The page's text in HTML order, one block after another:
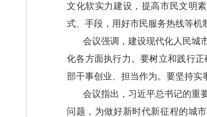
文化软实力建设，提高市民文明
式、手段，用好市民服务热线等机
会议强调，建设现代化人民城
化各方面执行力。要树立和践行
部干事创业、担当作为。要坚持实
会议指出，习近平总书记的重
问题，为做好新时代新征程的城